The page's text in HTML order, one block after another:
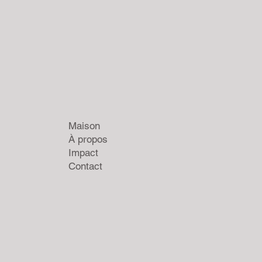
Maison
À propos
Impact
Contact